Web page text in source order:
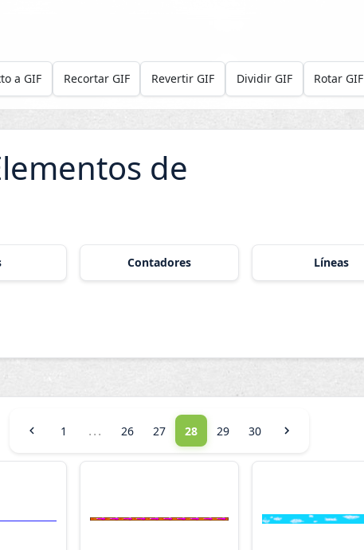
a GIF Recortar GIF Revertir GIF Dividir GIF Rotar GIF
de
Contadores Líneas
1 ... 26 27 28 29 30